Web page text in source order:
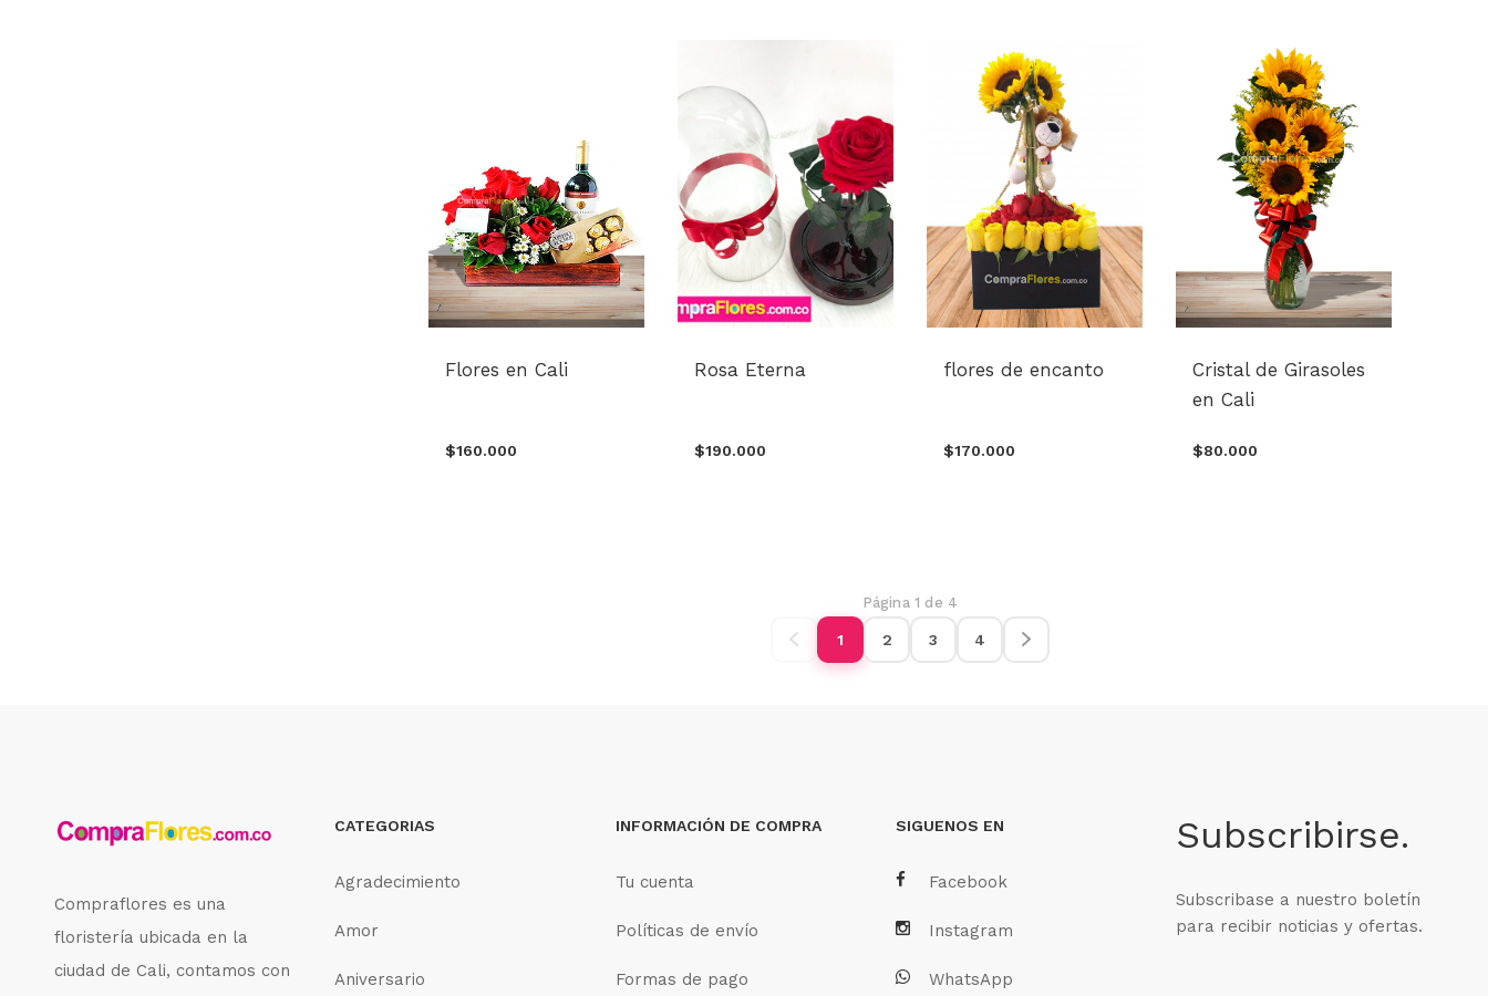
Flores en Cali
$160.000
Rosa Eterna
$190.000
flores de encanto
$170.000
Cristal de Girasoles
en Cali
$80.000
Página 1 de 4
1 2 3 4
Compraflores es una
floristería ubicada en la
ciudad de Cali, contamos con
CATEGORIAS
Agradecimiento
Amor
Aniversario
INFORMACIÓN DE COMPRA
Tu cuenta
Políticas de envío
Formas de pago
SIGUENOS EN
Facebook
Instagram
WhatsApp
Subscribirse.
Subscribase a nuestro boletín
para recibir noticias y ofertas.